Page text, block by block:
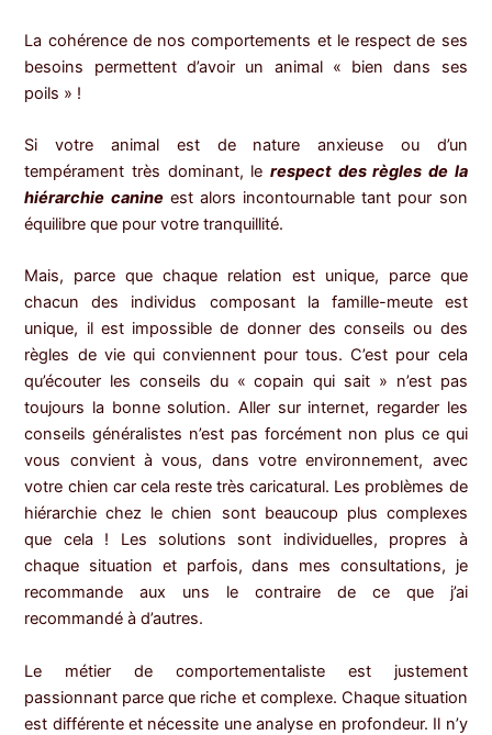
La cohérence de nos comportements et le respect de ses
besoins permettent d’avoir un animal « bien dans ses
poils » !
Si votre animal est de nature anxieuse ou d’un
tempérament très dominant, le respect des règles de la
hiérarchie canineest alors incontournable tant pour son
équilibre que pour votre tranquillité.
Mais, parce que chaque relation est unique, parce que
chacun des individus composant la famille-meute est
unique, il est impossible de donner des conseils ou des
règles de vie qui conviennent pour tous. C’est pour cela
qu’écouter les conseils du « copain qui sait » n’est pas
toujours la bonne solution. Aller sur internet, regarder les
conseils généralistes n’est pas forcément non plus ce qui
vous convient à vous, dans votre environnement, avec
votre chien car cela reste très caricatural. Les problèmes de
hiérarchie chez le chien sont beaucoup plus complexes
que cela ! Les solutions sont individuelles, propres à
chaque situation et parfois, dans mes consultations, je
recommande aux uns le contraire de ce que j’ai
recommandé à d’autres.
Le métier de comportementaliste est justement
passionnant parce que riche et complexe. Chaque situation
est différente et nécessite une analyse en profondeur. Il n’y